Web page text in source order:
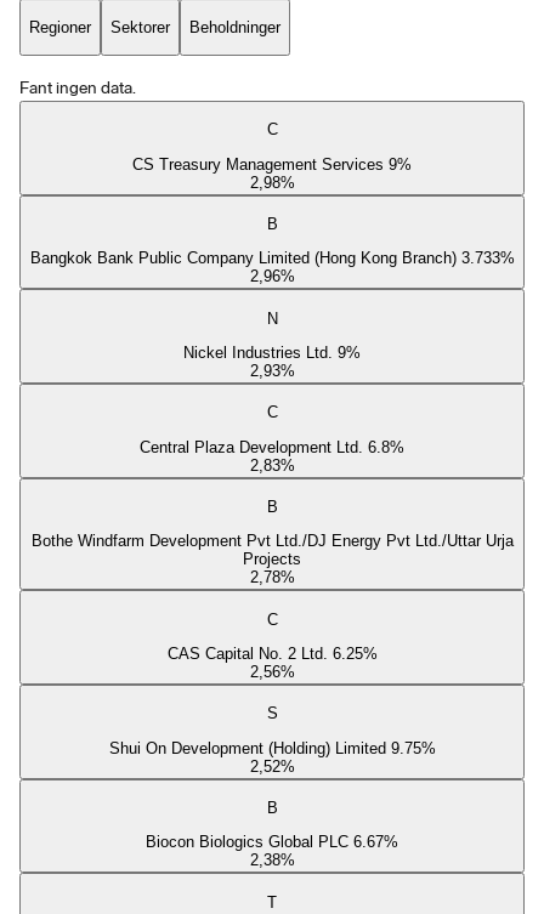
Regioner Sektorer Beholdninger
Fant ingen data.
C
CS Treasury Management Services 9%
2,98%
B
Bangkok Bank Public Company Limited (Hong Kong Branch) 3.733%
2,96%
N
Nickel Industries Ltd. 9%
2,93%
C
Central Plaza Development Ltd. 6.8%
2,83%
B
Bothe Windfarm Development Pvt Ltd./DJ Energy Pvt Ltd./Uttar Urja
Projects
2,78%
C
CAS Capital No. 2 Ltd. 6.25%
2,56%
S
Shui On Development (Holding) Limited 9.75%
2,52%
B
Biocon Biologics Global PLC 6.67%
2,38%
T